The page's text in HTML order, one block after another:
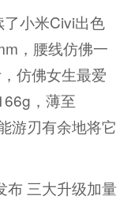
小米Civi出色
，腰线仿佛一
仿佛女生最爱
，薄至
游刃有余地将它